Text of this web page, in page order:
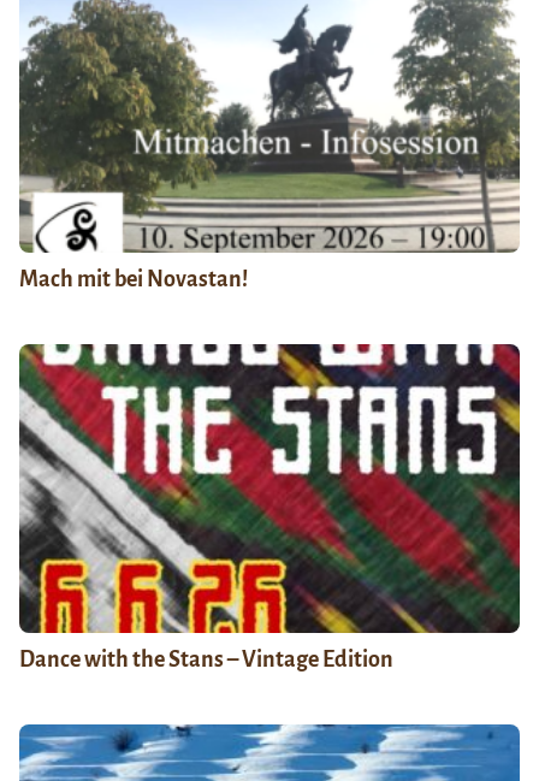
Mach mit bei Novastan!
Dance with the Stans – Vintage Edition